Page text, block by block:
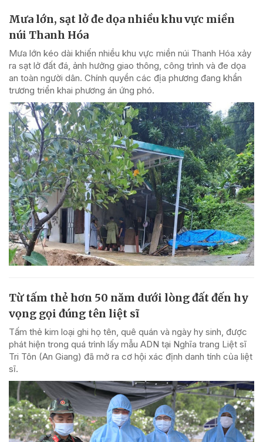
Mưa lớn, sạt lở đe dọa nhiều khu vực miền
núi Thanh Hóa
Mưa lớn kéo dài khiến nhiều khu vực miền núi Thanh Hóa xảy
ra sạt lở đất đá, ảnh hưởng giao thông, công trình và đe dọa
an toàn người dân. Chính quyền các địa phương đang khẩn
trương triển khai phương án ứng phó.
Từ tấm thẻ hơn 50 năm dưới lòng đất đến hy
vọng gọi đúng tên liệt sĩ
Tấm thẻ kim loại ghi họ tên, quê quán và ngày hy sinh, được
phát hiện trong quá trình lấy mẫu ADN tại Nghĩa trang Liệt sĩ
Tri Tôn (An Giang) đã mở ra cơ hội xác định danh tính của liệt
sĩ.